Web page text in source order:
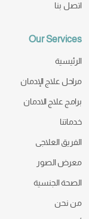
اتصل بنا
Our Services
الرئيسية
مراحل علاج الإدمان
برامج علاج الادمان
خدماتنا
الفريق العلاجى
معرض الصور
الصحة الجنسية
من نحن